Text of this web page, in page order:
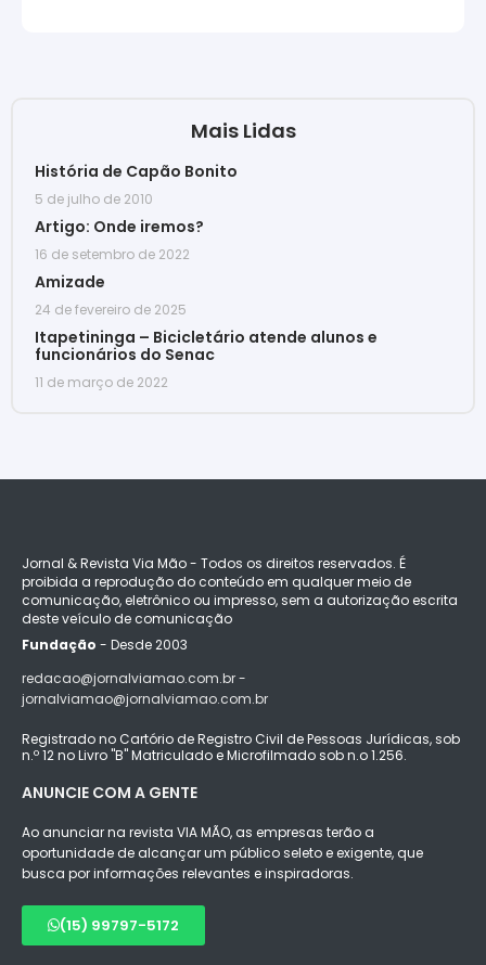
Mais Lidas
História de Capão Bonito
5 de julho de 2010
Artigo: Onde iremos?
16 de setembro de 2022
Amizade
24 de fevereiro de 2025
Itapetininga – Bicicletário atende alunos e
funcionários do Senac
11 de março de 2022
Jornal & Revista Via Mão - Todos os direitos reservados. É
proibida a reprodução do conteúdo em qualquer meio de
comunicação, eletrônico ou impresso, sem a autorização escrita
deste veículo de comunicação
Fundação - Desde 2003
redacao@jornalviamao.com.br -
jornalviamao@jornalviamao.com.br
Registrado no Cartório de Registro Civil de Pessoas Jurídicas, sob
n.º 12 no Livro "B" Matriculado e Microfilmado sob n.o 1.256.
ANUNCIE COM A GENTE
Ao anunciar na revista VIA MÃO, as empresas terão a
oportunidade de alcançar um público seleto e exigente, que
busca por informações relevantes e inspiradoras.
(15) 99797-5172